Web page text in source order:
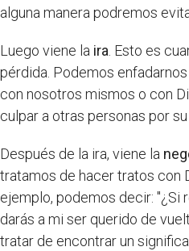
alguna manera podremos
Luego viene la ira . Esto es
pérdida. Podemos
con nosotros mismos o con
culpar a otras personas por su
Después de la ira, viene la
tratamos de hacer tratos con
ejemplo, podemos decir: "¿Si
darás a mi ser querido de
tratar de encontrar un